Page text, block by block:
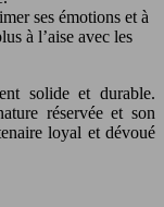
ses émotions et à
à l’aise avec les
solide et durable.
réservée et son
loyal et dévoué